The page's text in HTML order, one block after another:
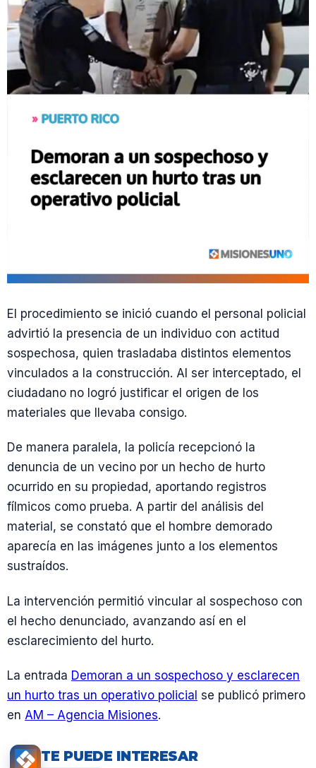
El procedimiento se inició cuando el personal policial
advirtió la presencia de un individuo con actitud
sospechosa, quien trasladaba distintos elementos
vinculados a la construcción. Al ser interceptado, el
ciudadano no logró justificar el origen de los
materiales que llevaba consigo.
De manera paralela, la policía recepcionó la
denuncia de un vecino por un hecho de hurto
ocurrido en su propiedad, aportando registros
fílmicos como prueba. A partir del análisis del
material, se constató que el hombre demorado
aparecía en las imágenes junto a los elementos
sustraídos.
La intervención permitió vincular al sospechoso con
el hecho denunciado, avanzando así en el
esclarecimiento del hurto.
La entrada Demoran a un sospechoso y esclarecen
un hurto tras un operativo policial se publicó primero
en AM – Agencia Misiones.
TE PUEDE INTERESAR